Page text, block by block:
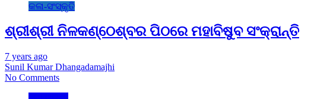
କଳା-ସଂସ୍କୃତି
ଶ୍ରୀଶ୍ରୀ ନିଳକଣ୍ଠେଶ୍ବର ପିଠରେ ମହାବିଷୁବ ସଂକ୍ରାନ୍ତି
7 years ago
Sunil Kumar Dhangadamajhi
No Comments